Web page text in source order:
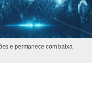
e permanece com baixa